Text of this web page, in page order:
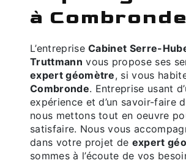
à Combronde
L’entrepriseCabinet Serre-
Truttmann vous propose ses
expert géomètre, si vous
Combronde. Entreprise usant
expérience et d’un savoir-faire
nous mettons tout en oeuvre
satisfaire. Nous vous
dans votre projet de expert
sommes à l’écoute de vos